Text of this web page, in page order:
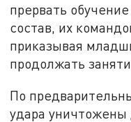
прервать
состав, их
приказывая
продолжать
По
удара уничтожены